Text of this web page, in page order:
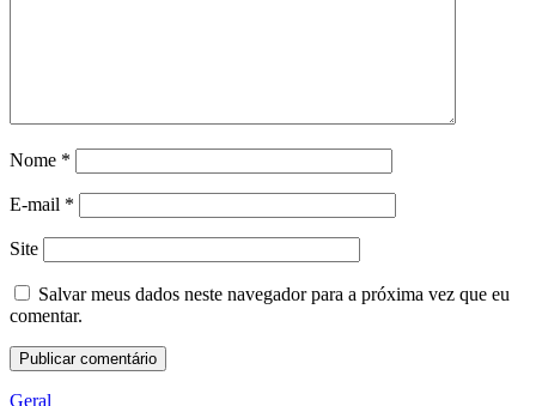
Nome *
E-mail *
Site
Salvar meus dados neste navegador para a próxima vez que eu
comentar.
Geral